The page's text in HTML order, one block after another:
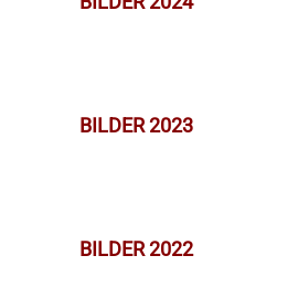
BILDER 2023
BILDER 2022